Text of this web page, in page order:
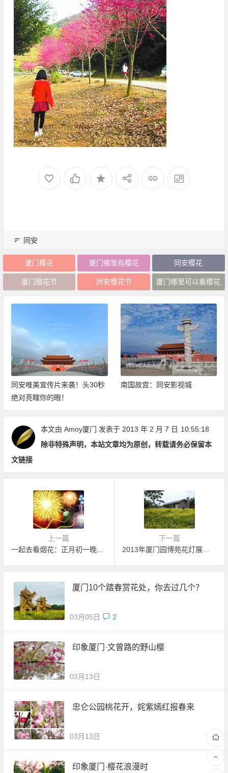
同安
厦门樱花 厦门哪里有樱花 同安樱花
厦门樱花节 同安樱花节 厦门哪里可以看樱花
同安唯美宣传片来袭！头30秒
绝对亮瞎你的眼！
南国故宫：同安影视城
本文由 Amoy厦门 发表于 2013 年 2 月 7 日 10:55:18
除非特殊声明，本站文章均为原创，转载请务必保留本
文链接
上一篇
下一篇
2013年厦门园博苑花灯展明日亮灯 门票十元
厦门10个踏春赏花处，你去过几个？
03月05日 2
印象厦门·文曾路的野山樱
03月13日
忠仑公园桃花开，姹紫嫣红报春来
03月13日
印象厦门·樱花浪漫时